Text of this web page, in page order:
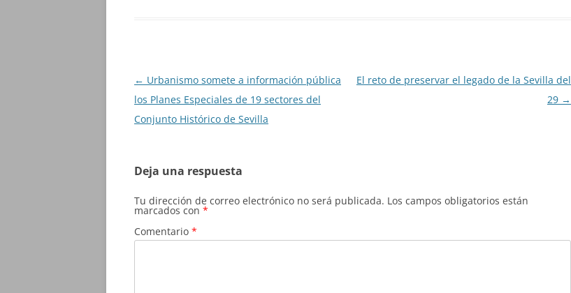
Navegación
de
entradas
← Urbanismo somete a información pública
los Planes Especiales de 19 sectores del
Conjunto Histórico de Sevilla
El reto de preservar el legado de la Sevilla del
29 →
Deja una respuesta
Tu dirección de correo electrónico no será publicada. Los campos obligatorios están
marcados con *
Comentario *